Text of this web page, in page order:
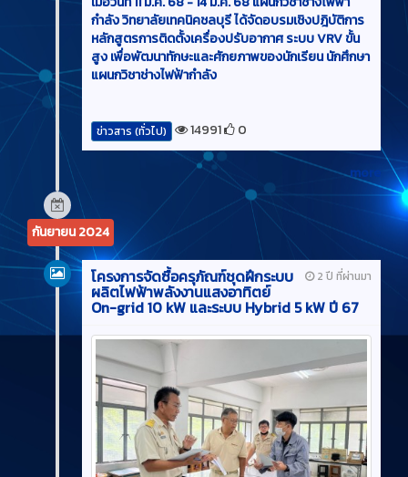
กำลัง วิทยาลัยเทคนิคชลบุรี ได้จัดอบรมเชิงปฎิบัติการ
หลักสูตรการติดตั้งเครื่องปรับอากาศ ระบบ VRV ขั้น
สูง เพื่อพัฒนาทักษะและศักยภาพของนักเรียน นักศึกษา
แผนกวิชาช่างไฟฟ้ากำลัง
ข่าวสาร (ทั่วไป) 14991 0
more
กันยายน 2024
2 ปี ที่ผ่านมา
โครงการจัดซื้อครุภัณฑ์ชุดฝึกระบบ
ผลิตไฟฟ้าพลังงานแสงอาทิตย์
On-grid 10 kW และระบบ Hybrid 5 kW ปี 67